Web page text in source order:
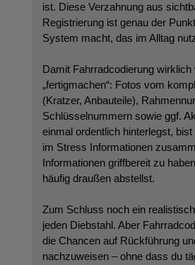
ist. Diese Verzahnung aus
Registrierung ist genau der
System macht, das im Alltag
Damit Fahrradcodierung
„fertigmachen“: Fotos vom
(Kratzer, Anbauteile),
Schlüsselnummern sowie ggf.
einmal ordentlich hinterlegst,
im Stress Informationen
Informationen griffbereit zu
häufig draußen abstellst.
Zum Schluss noch ein
jeden Diebstahl. Aber
die Chancen auf Rückführung
nachzuweisen – ohne dass du